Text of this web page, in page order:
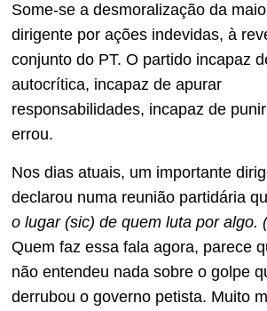
Some-se a desmoralização da
dirigente por ações indevidas, à
conjunto do PT. O partido incapaz
autocrítica, incapaz de apurar
responsabilidades, incapaz de
errou.
Nos dias atuais, um importante
declarou numa reunião partidária
o lugar (sic) de quem luta por algo.
Quem faz essa fala agora, parece
não entendeu nada sobre o golpe
derrubou o governo petista. Muito